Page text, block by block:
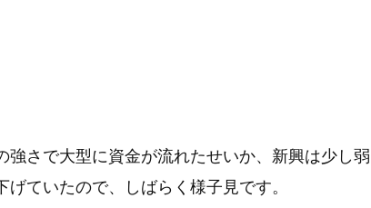
強さで大型に資金が流れたせいか、新興は少し弱
ていたので、しばらく様子見です。